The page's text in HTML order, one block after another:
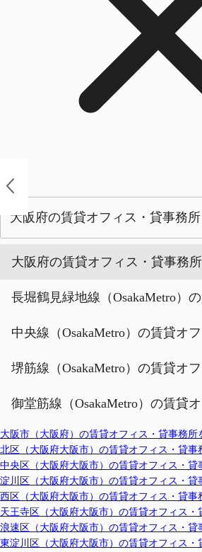
大阪府の賃貸オフィス・貸事務所
大阪府の賃貸オフィス・貸事務所
長堀鶴見緑地線（OsakaMetro）
中央線（OsakaMetro）の賃貸オ
堺筋線（OsakaMetro）の賃貸オ
御堂筋線（OsakaMetro）の賃貸
大阪市（大阪府）の賃貸オフィス・貸事務所
北区（大阪府大阪市）の賃貸オフィス・貸事
中央区（大阪府大阪市）の賃貸オフィス・貸
淀川区（大阪府大阪市）の賃貸オフィス・貸
西区（大阪府大阪市）の賃貸オフィス・貸事
天王寺区（大阪府大阪市）の賃貸オフィス・
浪速区（大阪府大阪市）の賃貸オフィス・貸
東淀川区（大阪府大阪市）の賃貸オフィス・